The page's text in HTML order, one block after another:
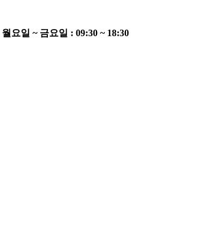
월요일 ~ 금요일 : 09:30 ~ 18:30